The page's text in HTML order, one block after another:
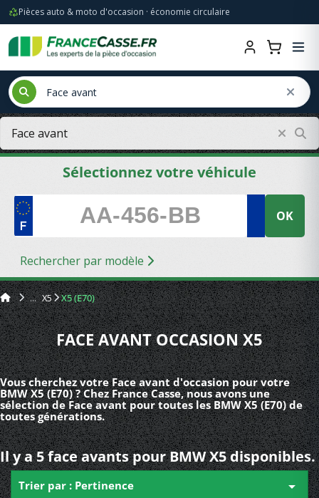
Pièces auto & moto d'occasion · économie circulaire
Sélectionnez votre véhicule
OK
Rechercher par modèle
X5 X5 (E70)
FACE AVANT OCCASION X5
Vous cherchez votre Face avant d'occasion pour votre
BMW X5 (E70) ? Chez France Casse, nous avons une
sélection de Face avant pour toutes les BMW X5 (E70) de
toutes générations.
Il y a 5 face avants pour BMW X5 disponibles.
Trier par : Pertinence 